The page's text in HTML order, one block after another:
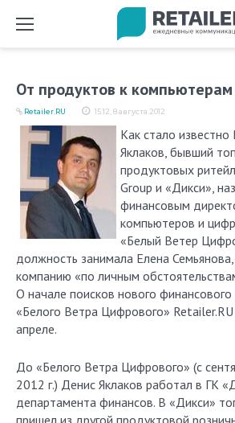
От продуктов к компьютерам
15:12, 8 августа 2012
Retailer.RU
Как стало известно Retailer.RU, Денис
Яклаков, бывший
продуктовых
Group и «Дикси»,
финансовым
компьютеров и
«Белый Ветер
должность занимала Елена
компанию «по личным
О начале поисков нового
«Белого Ветра Цифрового»
апреле.
До «Белого Ветра Цифрового» (с
2012 г.) Денис Яклаков работал в ГК
департамента финансов. В «Дикси»
пришел из другой продуктовой